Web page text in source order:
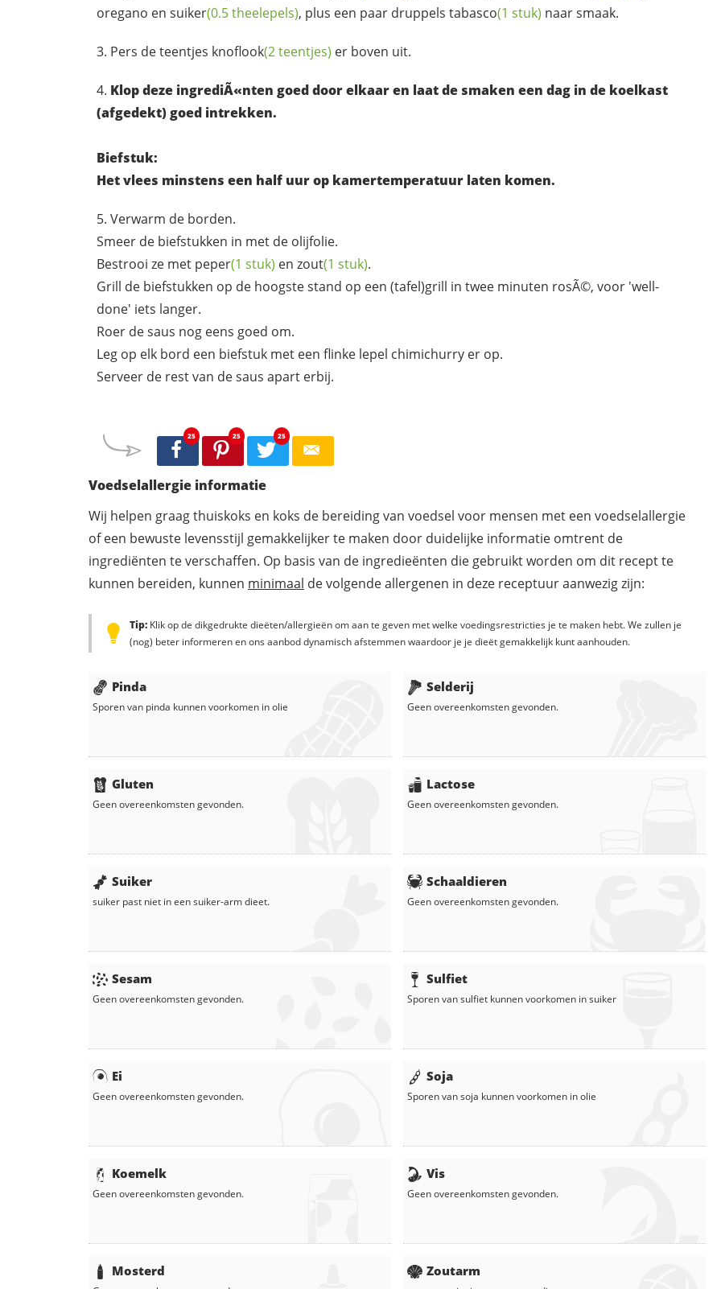
oregano en suiker(0.5 theelepels), plus een paar druppels tabasco(1 stuk) naar smaak.
Pers deteentjes knoflook(2 teentjes) er boven uit.
Klop deze ingrediÃ«nten goed door elkaar en laat de smaken een dag in de koelkast
(afgedekt) goed intrekken.
Biefstuk:
Het vlees minstens een half uur op kamertemperatuur laten komen.
Verwarm de borden.
Smeer de biefstukken in met de olijfolie.
Bestrooi ze met peper(1 stuk) en zout(1 stuk).
Grill de biefstukken op de hoogste stand op een (tafel)grill in twee minuten rosÃ©, voor 'well-
done' iets langer.
Roer de saus nog eens goed om.
Leg op elk bord een biefstuk met een flinke lepel chimichurry er op.
Serveer de rest van de saus apart erbij.
25 25 25
Voedselallergie informatie
Wij helpen graag thuiskoks en koks de bereiding van voedsel voor mensen met een voedselallergie
of een bewuste levensstijl gemakkelijker te maken door duidelijke informatie omtrent de
ingrediënten te verschaffen. Op basis van de ingredieënten die gebruikt worden om dit recept te
kunnen bereiden, kunnen minimaal de volgende allergenen in deze receptuur aanwezig zijn:
Tip: Klik op de dikgedrukte dieëten/allergieën om aan te geven met welke voedingsrestricties je te maken hebt. We zullen je
(nog) beter informeren en ons aanbod dynamisch afstemmen waardoor je je dieët gemakkelijk kunt aanhouden.
Pinda
Sporen van pinda kunnen voorkomen inolie
Gluten
Geen overeenkomsten gevonden.
Suiker
suiker past niet in een suiker-arm dieet.
Sesam
Geen overeenkomsten gevonden.
Ei
Geen overeenkomsten gevonden.
Koemelk
Geen overeenkomsten gevonden.
Mosterd
Selderij
Geen overeenkomsten gevonden.
Lactose
Geen overeenkomsten gevonden.
Schaaldieren
Geen overeenkomsten gevonden.
Sulfiet
Sporen van sulfiet kunnen voorkomen insuiker
Soja
Sporen van soja kunnen voorkomen inolie
Vis
Geen overeenkomsten gevonden.
Zoutarm